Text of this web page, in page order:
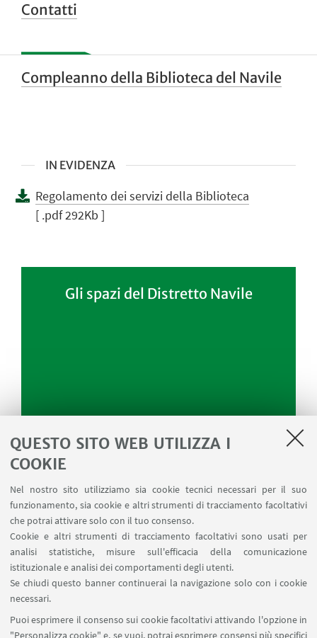
QUESTO SITO WEB UTILIZZA I
COOKIE
Nel nostro sito utilizziamo sia cookie tecnici necessari per il suo
funzionamento, sia cookie e altri strumenti di tracciamento facoltativi
che potrai attivare solo con il tuo consenso.
Cookie e altri strumenti di tracciamento facoltativi sono usati per
analisi statistiche, misure sull'efficacia della comunicazione
istituzionale e analisi dei comportamenti degli utenti.
Se chiudi questo banner continuerai la navigazione solo con i cookie
necessari.
Puoi esprimere il consenso sui cookie facoltativi attivando l'opzione in
"Personalizza cookie" e, se vuoi, potrai esprimere consensi più specifici
Contatti
Compleanno della Biblioteca del Navile
IN EVIDENZA
Regolamento dei servizi della Biblioteca
[ .pdf 292Kb ]
Gli spazi del Distretto Navile